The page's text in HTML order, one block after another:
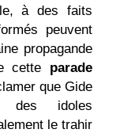
à des faits
peuvent
propagande
cette parade
que Gide
des idoles
le trahir